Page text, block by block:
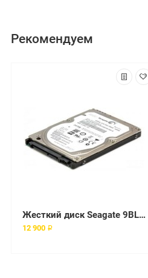
Рекомендуем
Жесткий диск Seagate 9BL146 500Gb SATAII 3,5" HDD
12 900 ₽